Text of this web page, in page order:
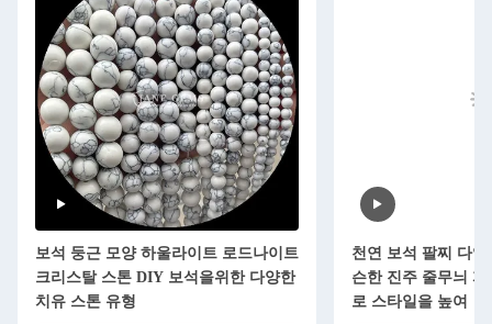
보석 둥근 모양 하울라이트 로드나이트
크리스탈 스톤 DIY 보석을위한 다양한
치유 스톤 유형
천연 보석 팔찌 다
슨한 진주 줄무늬
로 스타일을 높여